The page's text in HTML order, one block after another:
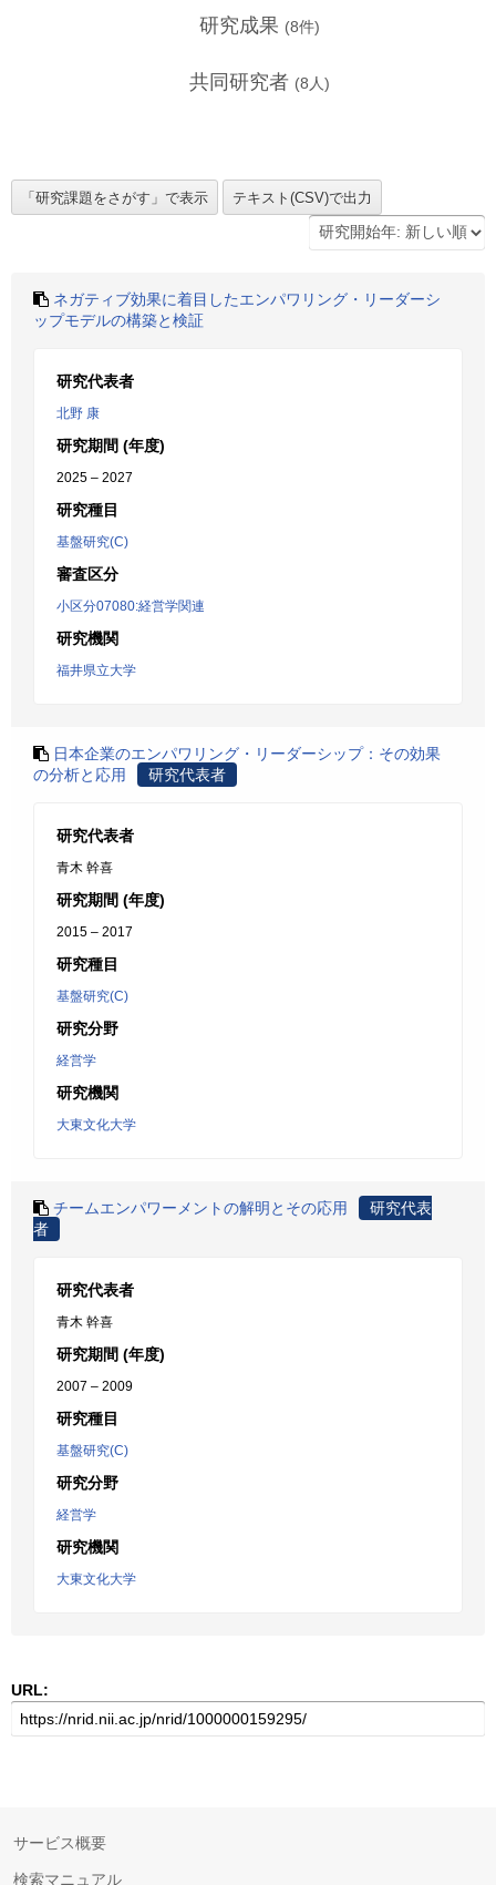
研究成果 (8件)
共同研究者 (8 人)
ネガティブ効果に着目したエンパワリング・リーダーシ
ップモデルの構築と検証
研究代表者
北野 康
研究期間 (年度)
2025 – 2027
研究種目
基盤研究(C)
審査区分
小区分07080:経営学関連
研究機関
福井県立大学
日本企業のエンパワリング・リーダーシップ：その効果
の分析と応用
研究代表者
研究代表者
青木 幹喜
研究期間 (年度)
2015 – 2017
研究種目
基盤研究(C)
研究分野
経営学
研究機関
大東文化大学
チームエンパワーメントの解明とその応用
研究代表
者
研究代表者
青木 幹喜
研究期間 (年度)
2007 – 2009
研究種目
基盤研究(C)
研究分野
経営学
研究機関
大東文化大学
URL:
サービス概要
検索マニュアル